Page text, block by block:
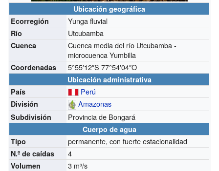
Ubicación geográfica
Ecorregión
Yunga fluvial
Río Utcubamba
Cuenca
Cuenca media del río Utcubamba -
microcuenca Yumbilla
Coordenadas 5°55′12″S 77°54′04″O
Ubicación administrativa
País
Perú
División Amazonas
Subdivisión Provincia de Bongará
Cuerpo de agua
Tipo
permanente, con fuerte estacionalidad
N.º de caídas 4
Volumen 3 m³/s